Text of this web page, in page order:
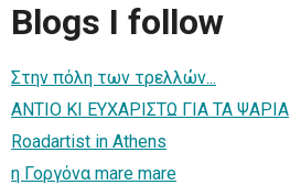
Blogs I follow
Στην πόλη των τρελλών...
ΑΝΤΙΟ ΚΙ ΕΥΧΑΡΙΣΤΩ ΓΙΑ ΤΑ ΨΑΡΙΑ
Roadartist in Athens
η Γοργόνα mare mare